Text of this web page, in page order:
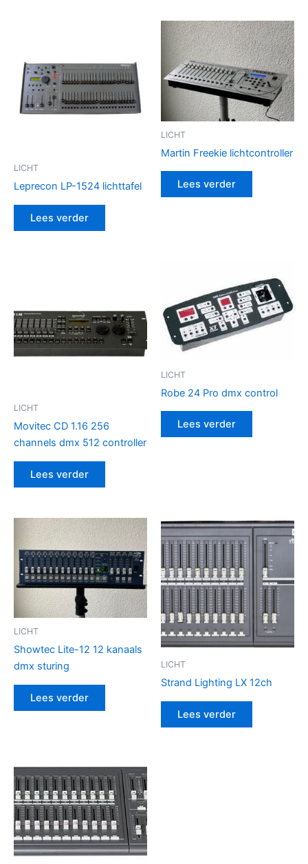
LICHT
Leprecon LP-1524 lichttafel
Lees verder
LICHT
Martin Freekie lichtcontroller
Lees verder
LICHT
Movitec CD 1.16 256
channels dmx 512 controller
Lees verder
LICHT
Robe 24 Pro dmx control
Lees verder
LICHT
Showtec Lite-12 12 kanaals
dmx sturing
Lees verder
LICHT
Strand Lighting LX 12ch
Lees verder